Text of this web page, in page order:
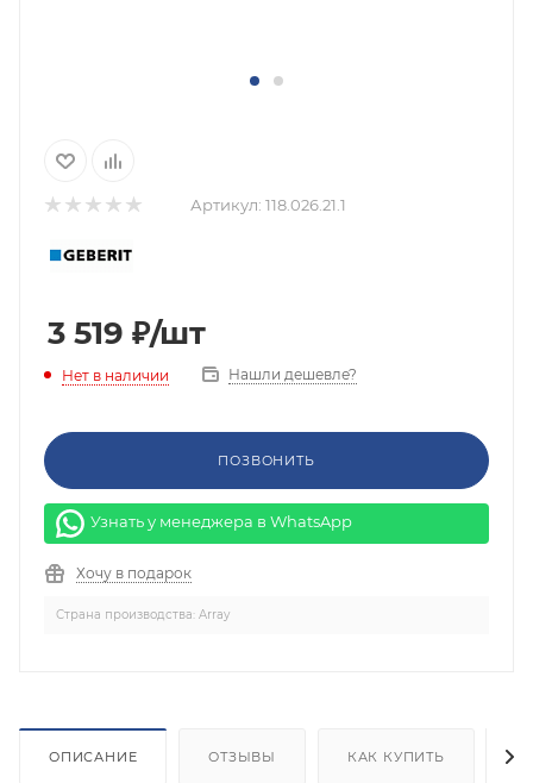
Артикул: 118.026.21.1
3 519 ₽/шт
Нет в наличии Нашли дешевле?
ПОЗВОНИТЬ
Узнать у менеджера в WhatsApp
Хочу в подарок
Страна производства: Array
ОПИСАНИЕ ОТЗЫВЫ КАК КУПИТЬ